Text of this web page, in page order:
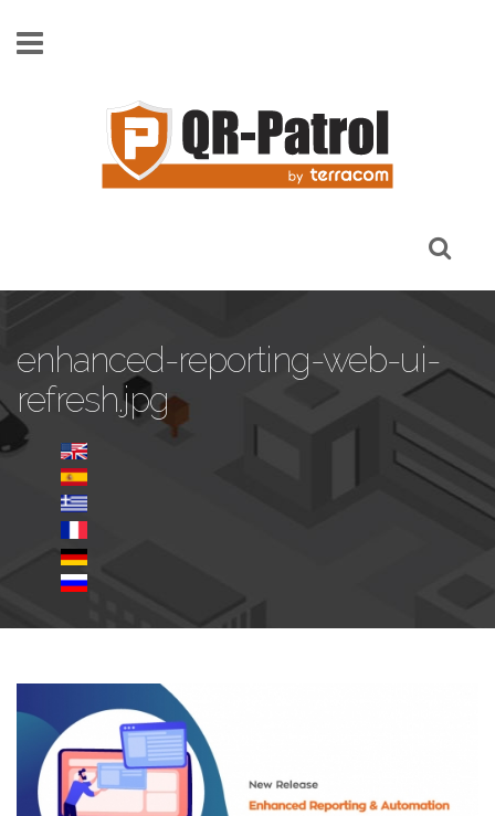
enhanced-reporting-web-ui-
refresh.jpg